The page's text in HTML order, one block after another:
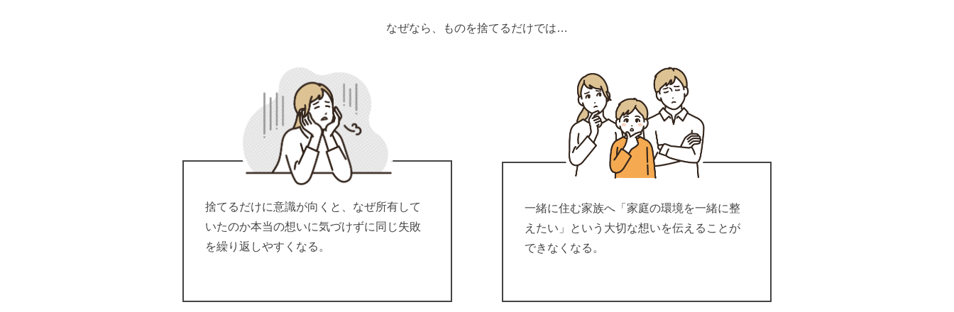
なぜなら、ものを捨てるだけでは…
捨てるだけに意識が向くと、なぜ所有して
いたのか本当の想いに気づけずに同じ失敗
を繰り返しやすくなる。
一緒に住む家族へ「家庭の環境を一緒に整
えたい」という大切な想いを伝えることが
できなくなる。